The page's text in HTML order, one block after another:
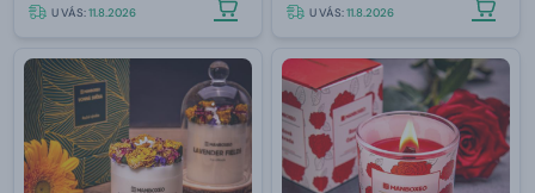
U VÁS:11.8.2026 U VÁS:11.8.2026